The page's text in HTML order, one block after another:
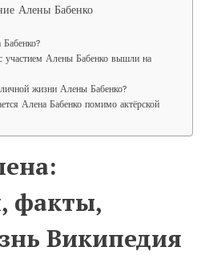
Алены Бабенко
участием Алены Бабенко вышли на
жизни Алены Бабенко?
Алена Бабенко помимо актёрской
факты,
Википедия